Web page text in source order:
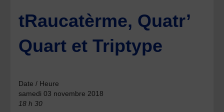
tRaucatèrme, Quatr’
Quart et Triptype
Date / Heure
samedi 03 novembre 2018
18 h 30